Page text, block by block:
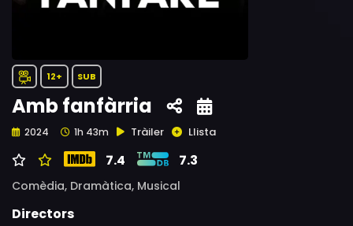
12+ SUB
Amb fanfàrria
2024 1h 43m Tràiler Llista
7.4 7.3
Comèdia, Dramàtica, Musical
Directors